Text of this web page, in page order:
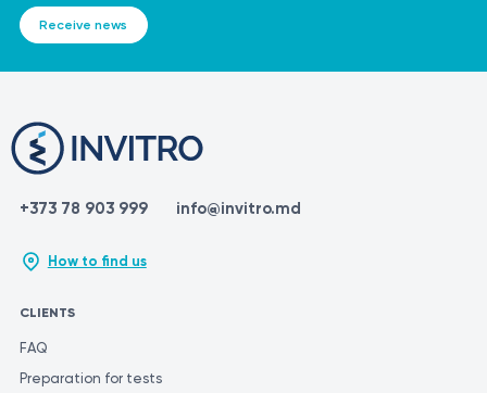
Receive news
+373 78 903 999 info@invitro.md
How to find us
CLIENTS
FAQ
Preparation for tests